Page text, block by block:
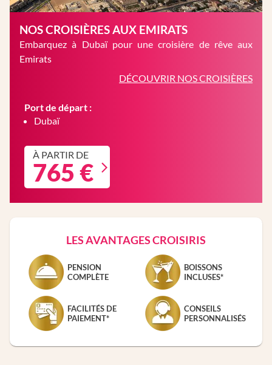
NOS CROISIÈRES AUX EMIRATS
Embarquez à Dubaï pour une croisière de rêve aux
Emirats
DÉCOUVRIR NOS CROISIÈRES
Port de départ :
Dubaï
À PARTIR DE
765 €
LES AVANTAGES CROISIRIS
PENSION
COMPLÈTE
BOISSONS
INCLUSES*
FACILITÉS DE
PAIEMENT*
CONSEILS
PERSONNALISÉS